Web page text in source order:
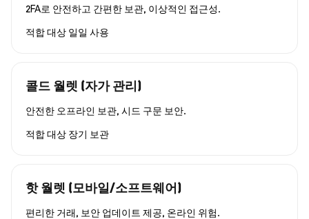
2FA로 안전하고 간편한 보관, 이상적인 접근성.
적합 대상 일일 사용
콜드 월렛 (자가 관리)
안전한 오프라인 보관, 시드 구문 보안.
적합 대상 장기 보관
핫 월렛 (모바일/소프트웨어)
편리한 거래, 보안 업데이트 제공, 온라인 위험.